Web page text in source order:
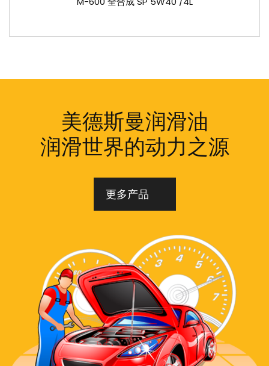
美德斯曼润滑油
润滑世界的动力之源
更多产品